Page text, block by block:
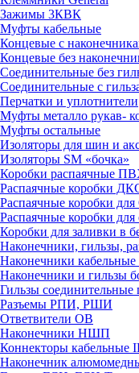
Зажимы 3КВК
Муфты кабельные
Концевые с
Концевые без
Соединительные без
Соединительные с
Перчатки и уплотнители
Муфты металло рукав-
Муфты остальные
Изоляторы для шин и
Изоляторы SM «бочка»
Коробки распаячные
Распаячные коробки
Распаячные коробки
Распаячные коробки
Коробки для заливки в
Наконечники, гильзы,
Наконечники
Наконечники и гильзы
Гильзы
Разъемы РПИ, РШИ
Ответвители ОВ
Наконечники НШП
Коннекторы кабельные
Наконечник